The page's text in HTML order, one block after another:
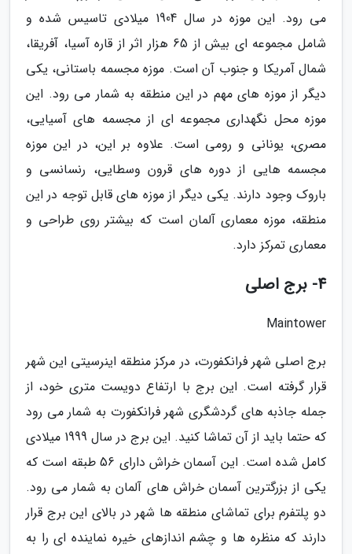
می رود. این موزه در سال 1904 میلادی تاسیس شده و
شامل مجموعه ای بیش از 65 هزار اثر از قاره آسیا، آفریقا،
شمال آمریکا و جنوب آن است. موزه مجسمه باستانی، یکی
دیگر از موزه های مهم در این منطقه به شمار می رود. این
موزه محل نگهداری مجموعه ای از مجسمه های آسیایی،
مصری، یونانی و رومی است. علاوه بر این، در این موزه
مجسمه هایی از دوره های قرون وسطایی، رنسانسی و
باروک وجود دارند. یکی دیگر از موزه های قابل توجه در این
منطقه، موزه معماری آلمان است که بیشتر روی طراحی و
معماری تمرکز دارد.
4- برج اصلی
Maintower
برج اصلی شهر فرانکفورت، در مرکز منطقه اینرسیتی این شهر
قرار گرفته است. این برج با ارتفاع دویست متری خود، از
جمله جاذبه های گردشگری شهر فرانکفورت به شمار می رود
که حتما باید از آن تماشا کنید. این برج در سال 1999 میلادی
کامل شده است. این آسمان خراش دارای 56 طبقه است که
یکی از بزرگترین آسمان خراش های آلمان به شمار می رود.
دو پلتفرم برای تماشای منطقه ها شهر در بالای این برج قرار
دارند که منظره ها و چشم اندازهای خیره نماینده ای را به